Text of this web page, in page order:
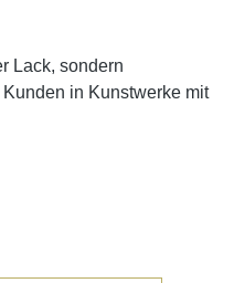
Lack, sondern
in Kunstwerke mit